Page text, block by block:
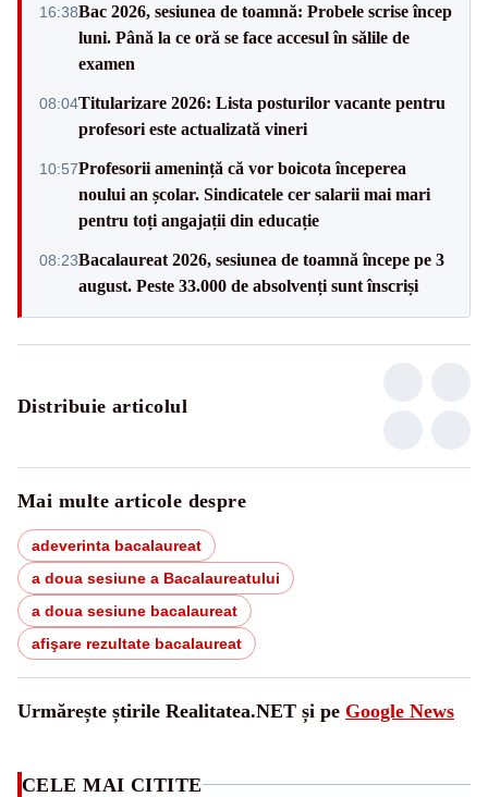
16:38Bac 2026, sesiunea de toamnă: Probele scrise încep
luni. Până la ce oră se face accesul în sălile de
examen
08:04Titularizare 2026: Lista posturilor vacante pentru
profesori este actualizată vineri
10:57Profesorii amenință că vor boicota începerea
noului an școlar. Sindicatele cer salarii mai mari
pentru toți angajații din educație
08:23Bacalaureat 2026, sesiunea de toamnă începe pe 3
august. Peste 33.000 de absolvenți sunt înscriși
Distribuie articolul
Mai multe articole despre
adeverinta bacalaureat
a doua sesiune a Bacalaureatului
a doua sesiune bacalaureat
afişare rezultate bacalaureat
Urmărește știrile Realitatea.NET și pe Google News
CELE MAI CITITE